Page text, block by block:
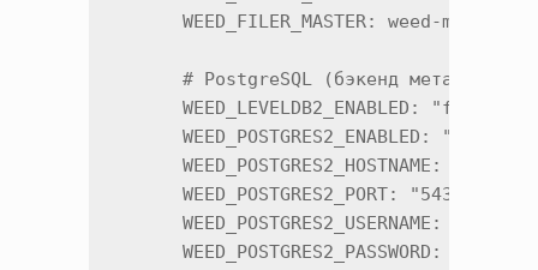
WEED_FILER_MASTER: weed-
      # PostgreSQL (бэкенд метаданных)
      WEED_LEVELDB2_ENABLED: "false"
      WEED_POSTGRES2_ENABLED: "true"
WEED_POSTGRES2_HOSTNAME:
      WEED_POSTGRES2_PORT: "5432"
WEED_POSTGRES2_USERNAME:
WEED_POSTGRES2_PASSWORD: